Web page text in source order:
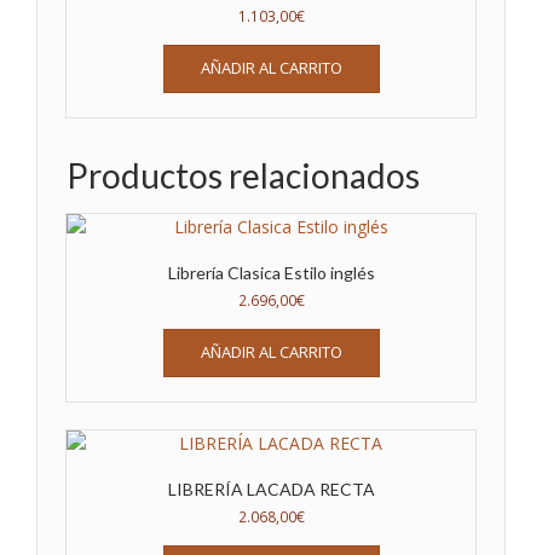
1.103,00€
AÑADIR AL CARRITO
Productos relacionados
Librería Clasica Estilo inglés
2.696,00€
AÑADIR AL CARRITO
LIBRERÍA LACADA RECTA
2.068,00€